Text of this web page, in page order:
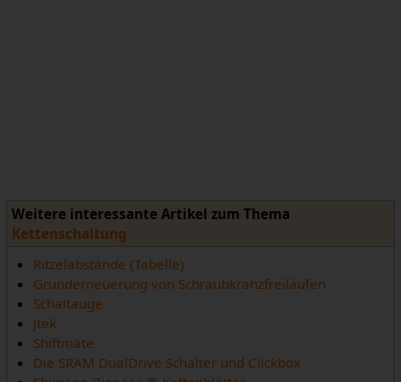
Weitere interessante Artikel zum Thema
Kettenschaltung
Ritzelabstände (Tabelle)
Grunderneuerung von Schraubkranzfreiläufen
Schaltauge
Jtek
Shiftmate
Die SRAM DualDrive Schalter und Clickbox